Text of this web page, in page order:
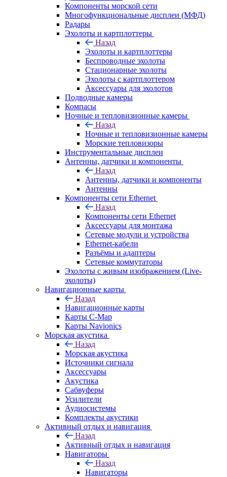
Компоненты морской сети
Многофункциональные дисплеи (МФД)
Радары
Эхолоты и картплоттеры
Назад
Эхолоты и картплоттеры
Беспроводные эхолоты
Стационарные эхолоты
Эхолоты с картплоттером
Аксессуары для эхолотов
Подводные камеры
Компасы
Ночные и тепловизионные камеры
Назад
Ночные и тепловизионные камеры
Морские тепловизоры
Инструментальные дисплеи
Антенны, датчики и компоненты
Назад
Антенны, датчики и компоненты
Антенны
Компоненты сети Ethernet
Назад
Компоненты сети Ethernet
Аксессуары для монтажа
Сетевые модули и устройства
Ethernet-кабели
Разъёмы и адаптеры
Сетевые коммутаторы
Эхолоты с живым изображением (Live-
эхолоты)
Навигационные карты
Назад
Навигационные карты
Карты C-Map
Карты Navionics
Морская акустика
Назад
Морская акустика
Источники сигнала
Аксессуары
Акустика
Сабвуферы
Усилители
Аудиосистемы
Комплекты акустики
Активный отдых и навигация
Назад
Активный отдых и навигация
Навигаторы
Назад
Навигаторы